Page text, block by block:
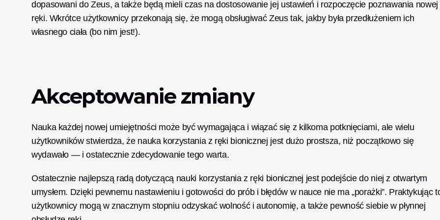
dopasowani do Zeus, a także będą mieli czas na dostosowanie jej ustawień i rozpoczęcie poznawania nowej
ręki. Wkrótce użytkownicy przekonają się, że mogą obsługiwać Zeus tak, jakby była przedłużeniem ich
własnego ciała (bo nim jest!).
Akceptowanie zmiany
Nauka każdej nowej umiejętności może być wymagająca i wiązać się z kilkoma potknięciami, ale wielu
użytkowników stwierdza, że nauka korzystania z ręki bionicznej jest dużo prostsza, niż początkowo się
wydawało — i ostatecznie zdecydowanie tego warta.
Ostatecznie najlepszą radą dotyczącą nauki korzystania z ręki bionicznej jest podejście do niej z otwartym
umysłem. Dzięki pewnemu nastawieniu i gotowości do prób i błędów w nauce nie ma „porażki”. Praktykując
użytkownicy mogą w znacznym stopniu odzyskać wolność i autonomię, a także pewność siebie w płynnej